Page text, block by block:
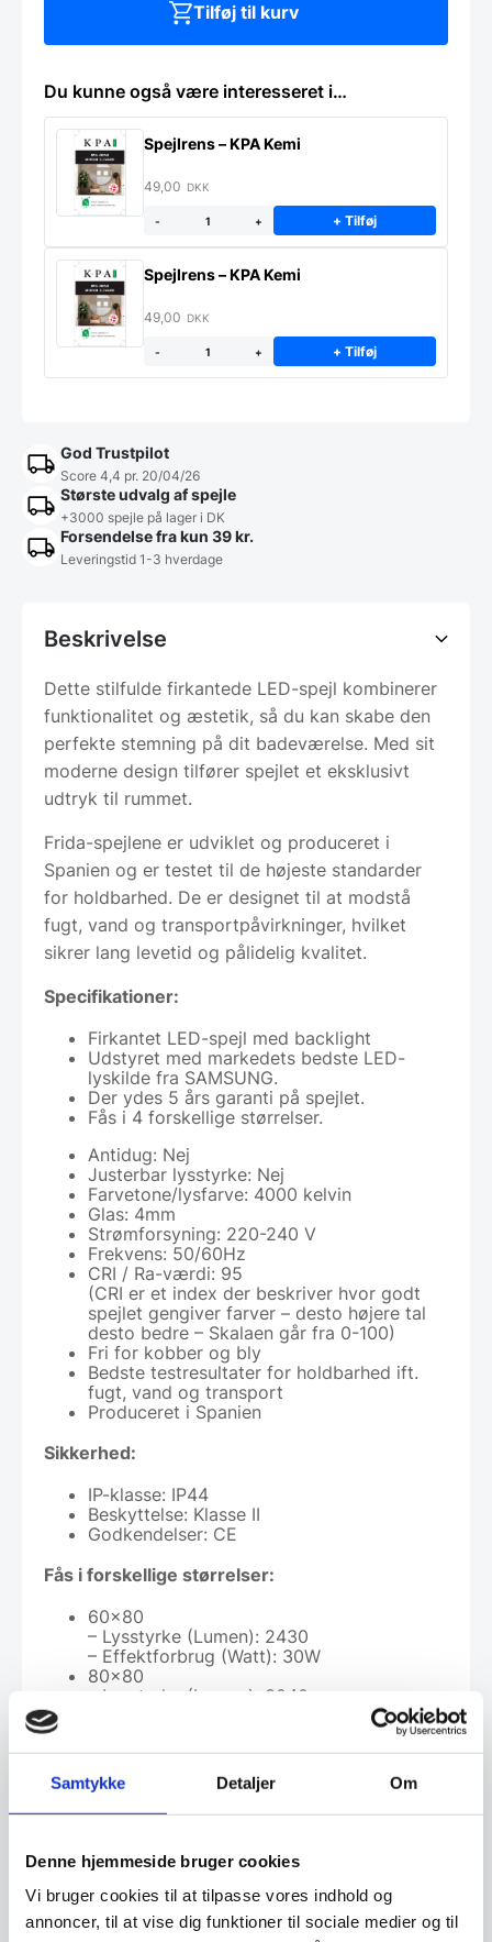
Samtykke Detaljer Om
Denne hjemmeside bruger cookies
Vi bruger cookies til at tilpasse vores indhold og
annoncer, til at vise dig funktioner til sociale medier og til
Tilføj til kurv
Du kunne også være interesseret i…
Spejlrens – KPA Kemi
49,00 DKK
- + + Tilføj
Spejlrens – KPA Kemi
49,00 DKK
- + + Tilføj
God Trustpilot
Score 4,4 pr. 20/04/26
Største udvalg af spejle
+3000 spejle på lager i DK
Forsendelse fra kun 39 kr.
Leveringstid 1-3 hverdage
Beskrivelse
Dette stilfulde firkantede LED-spejl kombinerer
funktionalitet og æstetik, så du kan skabe den
perfekte stemning på dit badeværelse. Med sit
moderne design tilfører spejlet et eksklusivt
udtryk til rummet.
Frida-spejlene er udviklet og produceret i
Spanien og er testet til de højeste standarder
for holdbarhed. De er designet til at modstå
fugt, vand og transportpåvirkninger, hvilket
sikrer lang levetid og pålidelig kvalitet.
Specifikationer:
Firkantet LED-spejl med backlight
Udstyret med markedets bedste LED-
lyskilde fra SAMSUNG.
Der ydes 5 års garanti på spejlet.
Fås i 4 forskellige størrelser.
Antidug: Nej
Justerbar lysstyrke: Nej
Farvetone/lysfarve: 4000 kelvin
Glas: 4mm
Strømforsyning: 220-240 V
Frekvens: 50/60Hz
CRI / Ra-værdi: 95
(CRI er et index der beskriver hvor godt
spejlet gengiver farver – desto højere tal
desto bedre – Skalaen går fra 0-100)
Fri for kobber og bly
Bedste testresultater for holdbarhed ift.
fugt, vand og transport
Produceret i Spanien
Sikkerhed:
IP-klasse: IP44
Beskyttelse: Klasse II
Godkendelser: CE
Fås i forskellige størrelser:
60×80
– Lysstyrke (Lumen): 2430
– Effektforbrug (Watt): 30W
80×80
– Lysstyrke (Lumen): 3040
– Lysstyrke (Lumen): 3525
– Effektforbrug (Watt): 30W
120×80
– Lysstyrke (Lumen): 3890
Montering:
Spejlet ophænges på væggen ved, at skrue to